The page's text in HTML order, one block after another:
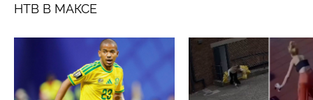
НТВ В МАКСЕ